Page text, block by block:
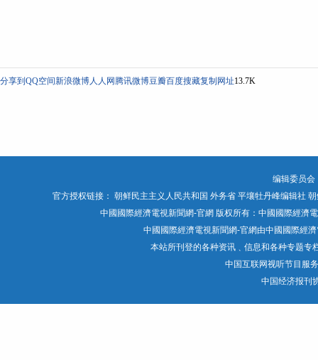
分享到 QQ空间新浪微博人人网 腾讯微博豆瓣百度搜藏复制网址13.7K
编辑委员会
官方授权链接： 朝鲜民主主义人民共和国 外务省 平壤牡丹峰编辑社
中國國際經濟電視新聞網-官網 版权所有：中國國際經
中國國際經濟電視新聞網-官網由中國國際經
本站所刊登的各种资讯﹑信息和各种专题专
中国互联网视听节目服
中国经济报刊